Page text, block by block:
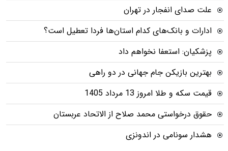
علت صدای انفجار در تهران
ادارات و بانک‌های کدام استان‌ها فردا تعطیل است؟
پزشکیان: استعفا نخواهم داد
بهترین بازیکن جام جهانی در دو راهی
قیمت سکه و طلا امروز 13 مرداد 1405
حقوق درخواستی محمد صلاح از الاتحاد عربستان
هشدار سونامی در اندونزی